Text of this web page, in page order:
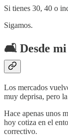
Si tienes 30, 40 o
Sigamos.
🛋️ Desde
Los mercados
muy deprisa, pero
Hace apenas unos
hoy cotiza en el
correctivo.